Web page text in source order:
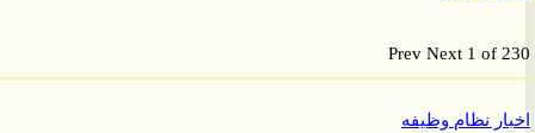
PrevNext 1 of
نظام وظیفه